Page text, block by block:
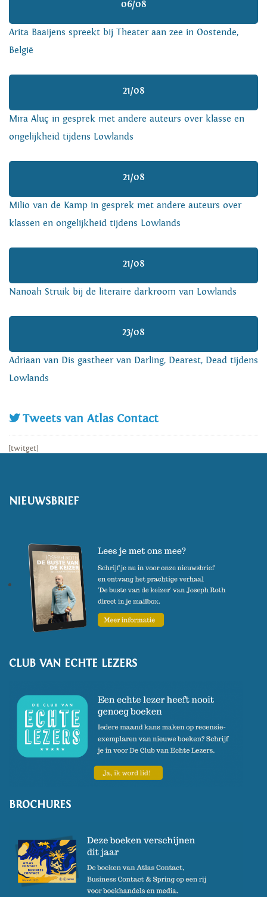
06/08
Arita Baaijens spreekt bij Theater aan zee in Oostende,
België
21/08
Mira Aluç in gesprek met andere auteurs over klasse en
ongelijkheid tijdens Lowlands
21/08
Milio van de Kamp in gesprek met andere auteurs over
klassen en ongelijkheid tijdens Lowlands
21/08
Nanoah Struik bij de literaire darkroom van Lowlands
23/08
Adriaan van Dis gastheer van Darling, Dearest, Dead tijdens
Lowlands
Tweets van Atlas Contact
[twitget]
NIEUWSBRIEF
CLUB VAN ECHTE LEZERS
BROCHURES